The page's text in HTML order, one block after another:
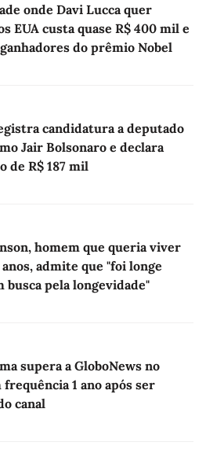
onde Davi Lucca quer
EUA custa quase R$ 400 mil e
do prêmio Nobel
candidatura a deputado
Jair Bolsonaro e declara
de R$ 187 mil
homem que queria viver
anos, admite que "foi longe
busca pela longevidade"
supera a GloboNews no
frequência 1 ano após ser
canal